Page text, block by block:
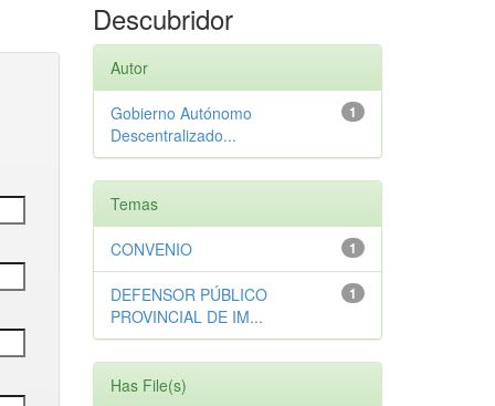
Descubridor
Autor
1
Gobierno Autónomo
Descentralizado...
Temas
1
CONVENIO
1
DEFENSOR PÚBLICO
PROVINCIAL DE IM...
Has File(s)